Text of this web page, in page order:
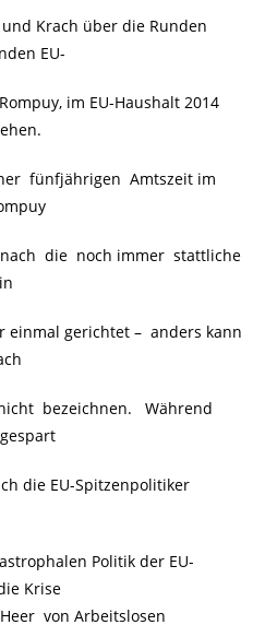
Krach über die Runden
EU-
im EU-Haushalt 2014
fünfjährigen Amtszeit im
die noch immer stattliche
einmal gerichtet – anders kann
bezeichnen. Während
die EU-Spitzenpolitiker
Politik der EU-
Krise
von Arbeitslosen